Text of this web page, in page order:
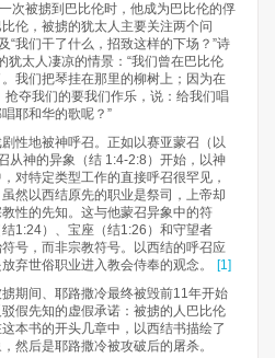
次被掳到巴比伦时，他成为巴比伦的俘
伦，被掳的犹太人主要关注两个问
“我们干了什么，招致这样的下场？”诗
太人凄凉的情景：“我们曾在巴比伦
我们把琴挂在那里的柳树上；因为在
夺我们的要我们作乐，说：给我们唱
耶和华的歌呢？”
性地被神呼召。正如以赛亚蒙召（以
从神的异象（结 1:4-2:8）开始，以神
对特定类型工作的直接呼召很罕见，
然以西结原先的职业是祭司，上帝却
性的先知。这与他蒙召异象中的符
1:24）、宝座（结1:26）和守望者
号，而非宗教符号。以西结的呼召应
弃世俗职业进入教会侍奉的观念。
[1]
期间、耶路撒冷最终被毁前11年开始
假先知的虚假承诺：被掳的人巴比伦
本书的开头几章中，以西结书描绘了
然后是耶路撒冷被攻破后的屠杀。